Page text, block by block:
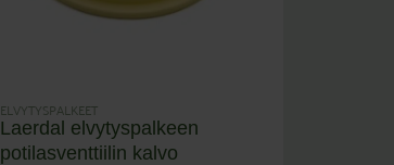
ELVYTYSPALKEET
Laerdal elvytyspalkeen
potilasventtiilin kalvo